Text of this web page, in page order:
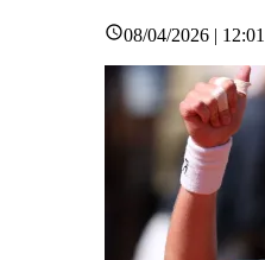
08/04/2026 | 12:01